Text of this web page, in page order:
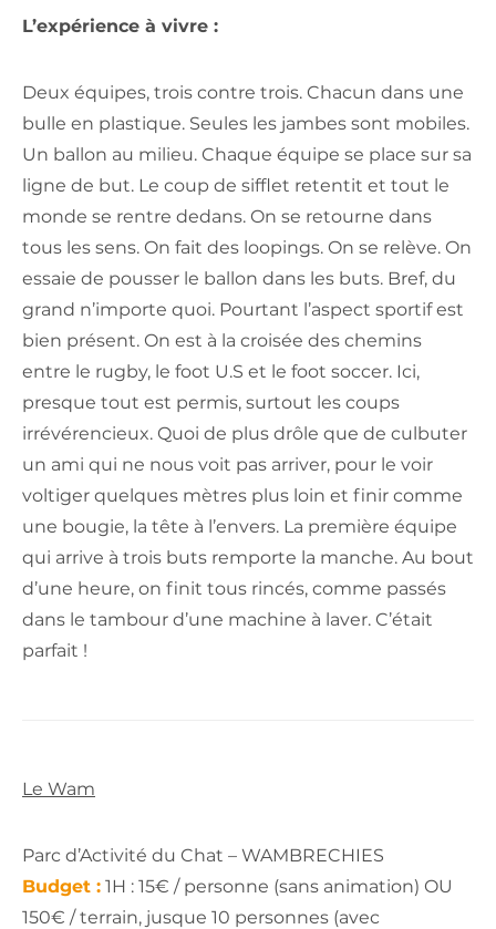
L’expérience à vivre :
Deux équipes, trois contre trois. Chacun dans une
bulle en plastique. Seules les jambes sont mobiles.
Un ballon au milieu. Chaque équipe se place sur sa
ligne de but. Le coup de sifflet retentit et tout le
monde se rentre dedans. On se retourne dans
tous les sens. On fait des loopings. On se relève. On
essaie de pousser le ballon dans les buts. Bref, du
grand n’importe quoi. Pourtant l’aspect sportif est
bien présent. On est à la croisée des chemins
entre le rugby, le foot U.S et le foot soccer. Ici,
presque tout est permis, surtout les coups
irrévérencieux. Quoi de plus drôle que de culbuter
un ami qui ne nous voit pas arriver, pour le voir
voltiger quelques mètres plus loin et finir comme
une bougie, la tête à l’envers. La première équipe
qui arrive à trois buts remporte la manche. Au bout
d’une heure, on finit tous rincés, comme passés
dans le tambour d’une machine à laver. C’était
parfait !
Le Wam
Parc d’Activité du Chat – WAMBRECHIES
Budget : 1H : 15€ / personne (sans animation) OU
150€ / terrain, jusque 10 personnes (avec